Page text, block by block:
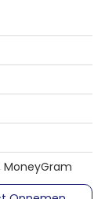
MoneyGram